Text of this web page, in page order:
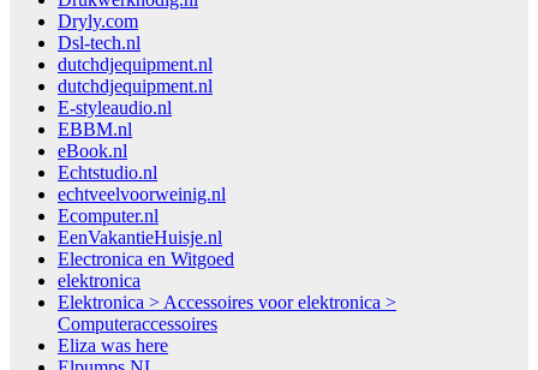
Dryly.com
Dsl-tech.nl
dutchdjequipment.nl
dutchdjequipment.nl
E-styleaudio.nl
EBBM.nl
eBook.nl
Echtstudio.nl
echtveelvoorweinig.nl
Ecomputer.nl
EenVakantieHuisje.nl
Electronica en Witgoed
elektronica
Elektronica > Accessoires voor elektronica >
Computeraccessoires
Eliza was here